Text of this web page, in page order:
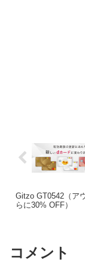
Gitzo GT0542（ア
らに30% OFF）
コメント